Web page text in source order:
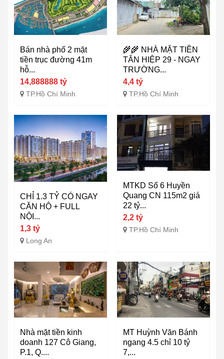
Bán nhà phố 2 mặt
tiền trục đường 41m
hỗ...
14,888888 tỷ
TP.Hồ Chí Minh
🌾🌾 NHÀ MẶT TIỀN
TÂN HIỆP 29 - NGAY
TRƯỜNG...
4,4 tỷ
TP.Hồ Chí Minh
CHỈ 1.3 TỶ CÓ NGAY
CĂN HỘ + FULL
NỘI...
1,3 tỷ
Long An
MTKD Số 6 Huyền
Quang CN 115m2 giá
22 tỷ...
2,2 tỷ
TP.Hồ Chí Minh
Nhà mặt tiền kinh
doanh 127 Cô Giang,
P.1, Q....
MT Huỳnh Văn Bánh
ngang 4.5 chỉ 10 tỷ
7,...